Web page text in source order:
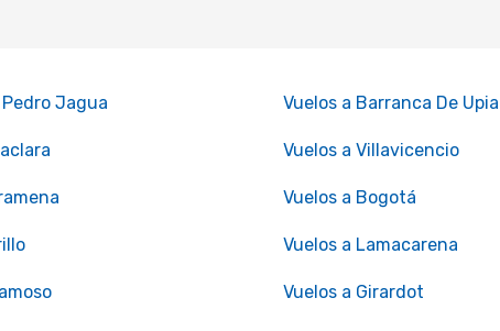
Jagua Vuelos a Barranca De Upia
Vuelos a Villavicencio
Vuelos a Bogotá
Vuelos a Lamacarena
Vuelos a Girardot